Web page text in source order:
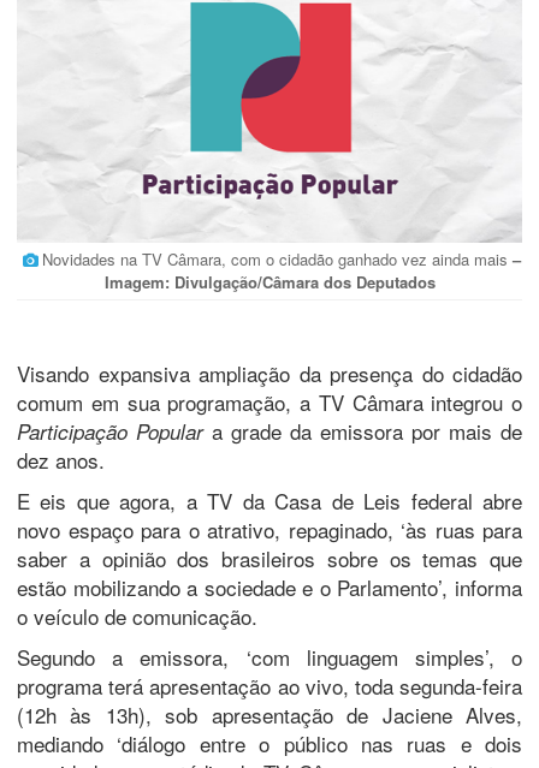
Novidades na TV Câmara, com o cidadão ganhado vez ainda mais –
Imagem: Divulgação/Câmara dos Deputados
Visando expansiva ampliação da presença do cidadão
comum em sua programação, a TV Câmara integrou o
Participação Populara grade da emissora por mais de
dez anos.
E eis que agora, a TV da Casa de Leis federal abre
novo espaço para o atrativo, repaginado, ‘às ruas para
saber a opinião dos brasileiros sobre os temas que
estão mobilizando a sociedade e o Parlamento’, informa
o veículo de comunicação.
Segundo a emissora, ‘com linguagem simples’, o
programa terá apresentação ao vivo, toda segunda-feira
(12h às 13h), sob apresentação de Jaciene Alves,
mediando ‘diálogo entre o público nas ruas e dois